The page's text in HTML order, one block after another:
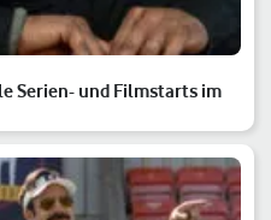
Serien- und Filmstarts im